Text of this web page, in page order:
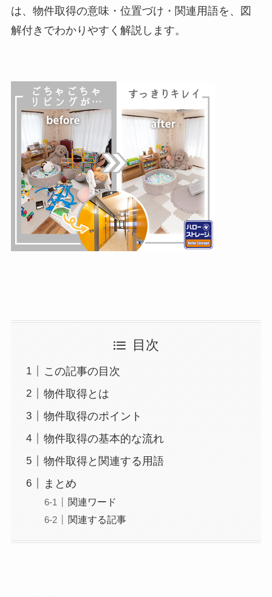
は、物件取得の意味・位置づけ・関連用語を、図
解付きでわかりやすく解説します。
目次
この記事の目次
物件取得とは
物件取得のポイント
物件取得の基本的な流れ
物件取得と関連する用語
まとめ
関連ワード
関連する記事